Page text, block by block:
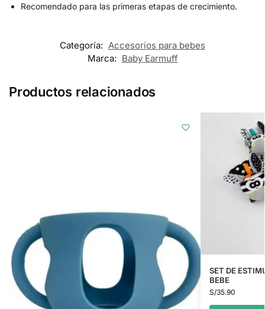
Recomendado para las primeras etapas de crecimiento.
Categoría: Accesorios para bebes
Marca: Baby Earmuff
Productos relacionados
SET DE
BEBE
S/35.90